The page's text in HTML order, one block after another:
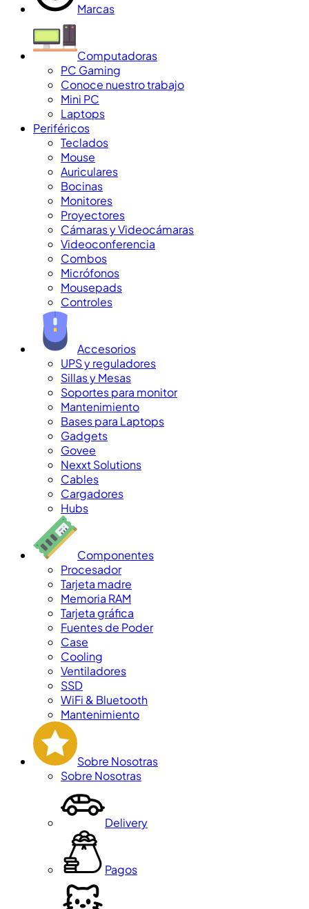
Marcas
Computadoras
PC Gaming
Conoce nuestro trabajo
Mini PC
Laptops
Periféricos
Teclados
Mouse
Auriculares
Bocinas
Monitores
Proyectores
Cámaras y Videocámaras
Videoconferencia
Combos
Micrófonos
Mousepads
Controles
Accesorios
UPS y reguladores
Sillas y Mesas
Soportes para monitor
Mantenimiento
Bases para Laptops
Gadgets
Govee
Nexxt Solutions
Cables
Cargadores
Hubs
Componentes
Procesador
Tarjeta madre
Memoria RAM
Tarjeta gráfica
Fuentes de Poder
Case
Cooling
Ventiladores
SSD
WiFi & Bluetooth
Mantenimiento
Sobre Nosotras
Sobre Nosotras
Delivery
Pagos